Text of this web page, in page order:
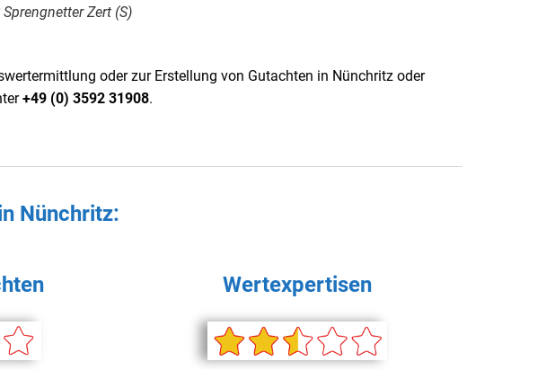
Zert (S)
oder zur Erstellung von Gutachten in Nünchritz oder
+49 (0) 3592 31908.
Nünchritz:
Wertexpertisen